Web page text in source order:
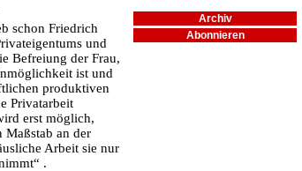
schon Friedrich
und
Befreiung der Frau,
ist und
produktiven
Privatarbeit
erst möglich,
Maßstab an der
Arbeit sie nur
.
Archiv
Abonnieren